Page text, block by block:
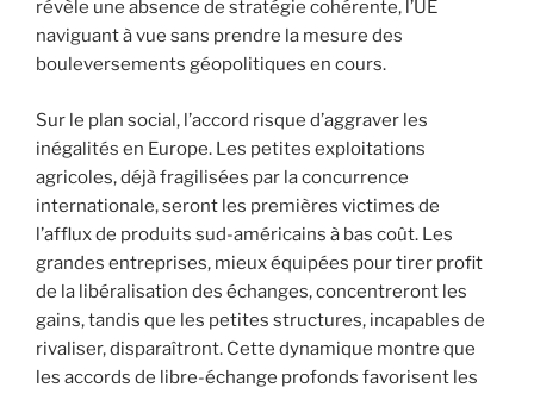
révèle une absence de stratégie cohérente, l’UE
naviguant à vue sans prendre la mesure des
bouleversements géopolitiques en cours.
Sur le plan social, l’accord risque d’aggraver les
inégalités en Europe. Les petites exploitations
agricoles, déjà fragilisées par la concurrence
internationale, seront les premières victimes de
l’afflux de produits sud-américains à bas coût. Les
grandes entreprises, mieux équipées pour tirer profit
de la libéralisation des échanges, concentreront les
gains, tandis que les petites structures, incapables de
rivaliser, disparaîtront. Cette dynamique montre que
les accords de libre-échange profonds favorisent les